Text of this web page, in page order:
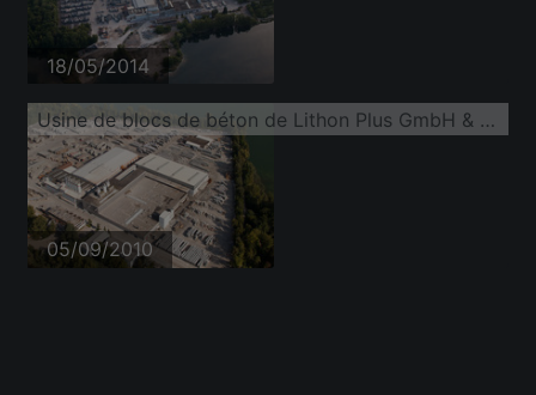
18/05/2014
Usine de blocs de béton de Lithon Plus GmbH & Co. KG
05/09/2010